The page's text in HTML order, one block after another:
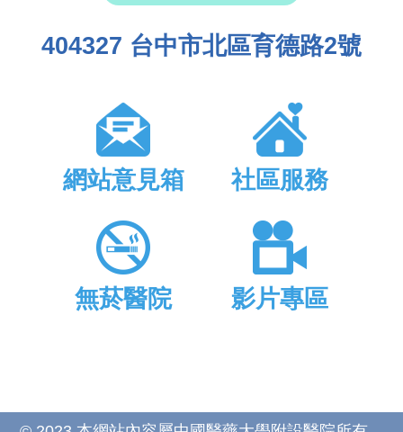
404327 台中市北區育德路2號
網站意見箱 社區服務
無菸醫院 影片專區